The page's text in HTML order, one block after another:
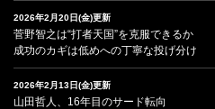
2026年2月20日(金)更新
菅野智之は“打者天国”を克服できるか
成功のカギは低めへの丁寧な投げ分け
2026年2月13日(金)更新
山田哲人、16年目のサード転向